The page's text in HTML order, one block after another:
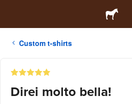
Custom t-shirts
Direi molto bella!